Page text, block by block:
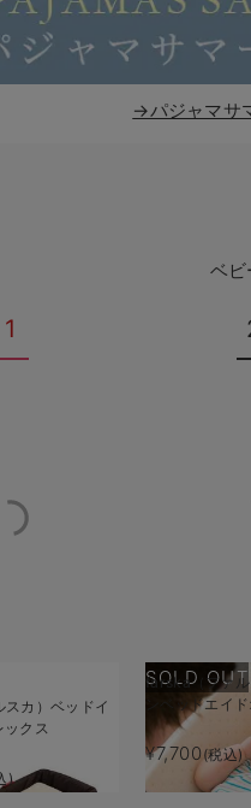
→パジャマサ
ベビ
1
カ）ベッドイ
クス
)
SOLD OUT
farska（ファ
ンベッドエイ
¥7,700 (税込)